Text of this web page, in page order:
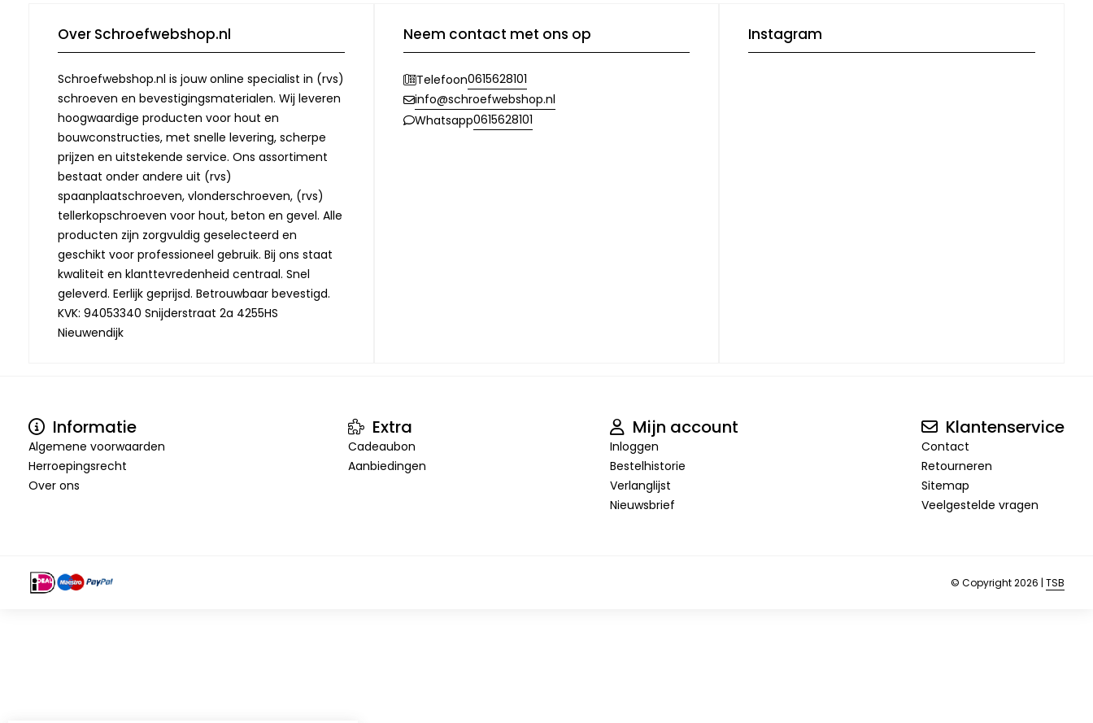
Over Schroefwebshop.nl
Schroefwebshop.nl is jouw online specialist in (rvs)
schroeven en bevestigingsmaterialen. Wij leveren
hoogwaardige producten voor hout en
bouwconstructies, met snelle levering, scherpe
prijzen en uitstekende service. Ons assortiment
bestaat onder andere uit (rvs)
spaanplaatschroeven, vlonderschroeven, (rvs)
tellerkopschroeven voor hout, beton en gevel. Alle
producten zijn zorgvuldig geselecteerd en
geschikt voor professioneel gebruik. Bij ons staat
kwaliteit en klanttevredenheid centraal. Snel
geleverd. Eerlijk geprijsd. Betrouwbaar bevestigd.
KVK: 94053340 Snijderstraat 2a 4255HS
Nieuwendijk
Neem contact met ons op
Telefoon0615628101
info@schroefwebshop.nl
Whatsapp0615628101
Instagram
Informatie
Algemene voorwaarden
Herroepingsrecht
Over ons
Extra
Cadeaubon
Aanbiedingen
Mijn account
Inloggen
Bestelhistorie
Verlanglijst
Nieuwsbrief
Klantenservice
Contact
Retourneren
Sitemap
Veelgestelde vragen
© Copyright 2026 | TSB